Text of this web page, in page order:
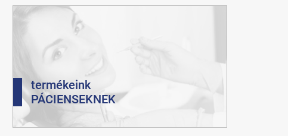
termékeink
PÁCIENSEKNEK